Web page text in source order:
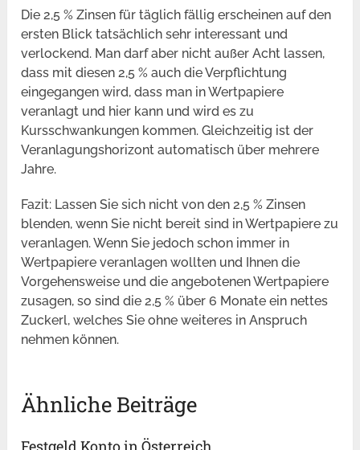
Die 2,5 % Zinsen für täglich fällig erscheinen auf den
ersten Blick tatsächlich sehr interessant und
verlockend. Man darf aber nicht außer Acht lassen,
dass mit diesen 2,5 % auch die Verpflichtung
eingegangen wird, dass man in Wertpapiere
veranlagt und hier kann und wird es zu
Kursschwankungen kommen. Gleichzeitig ist der
Veranlagungshorizont automatisch über mehrere
Jahre.
Fazit: Lassen Sie sich nicht von den 2,5 % Zinsen
blenden, wenn Sie nicht bereit sind in Wertpapiere zu
veranlagen. Wenn Sie jedoch schon immer in
Wertpapiere veranlagen wollten und Ihnen die
Vorgehensweise und die angebotenen Wertpapiere
zusagen, so sind die 2,5 % über 6 Monate ein nettes
Zuckerl, welches Sie ohne weiteres in Anspruch
nehmen können.
Ähnliche Beiträge